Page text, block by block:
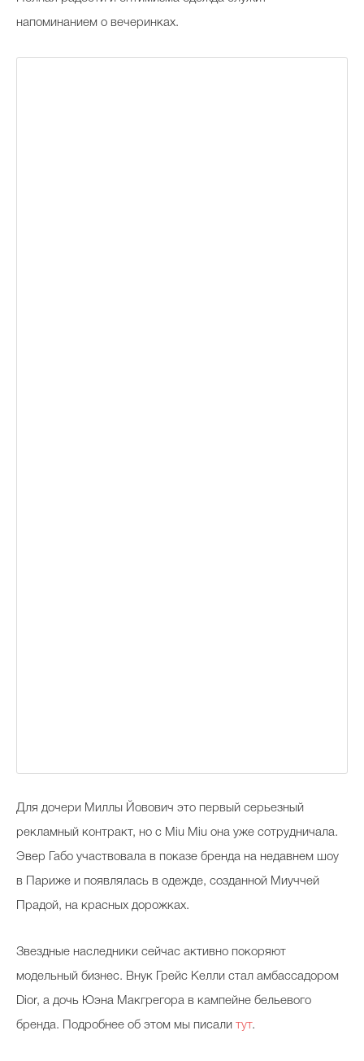
напоминанием о вечеринках.
Для дочери Миллы Йовович это первый серьезный
рекламный контракт, но с Miu Miu она уже сотрудничала.
Эвер Габо участвовала в показе бренда на недавнем шоу
в Париже и появлялась в одежде, созданной Миуччей
Прадой, на красных дорожках.
Звездные наследники сейчас активно покоряют
модельный бизнес. Внук Грейс Келли стал амбассадором
Dior, а дочь Юэна Макгрегора в кампейне бельевого
бренда. Подробнее об этом мы писали тут.